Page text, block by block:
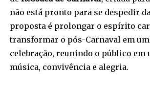
não está pronto para se despedir
proposta é prolongar o espírito
transformar o pós-Carnaval em
celebração, reunindo o público em
música, convivência e alegria.